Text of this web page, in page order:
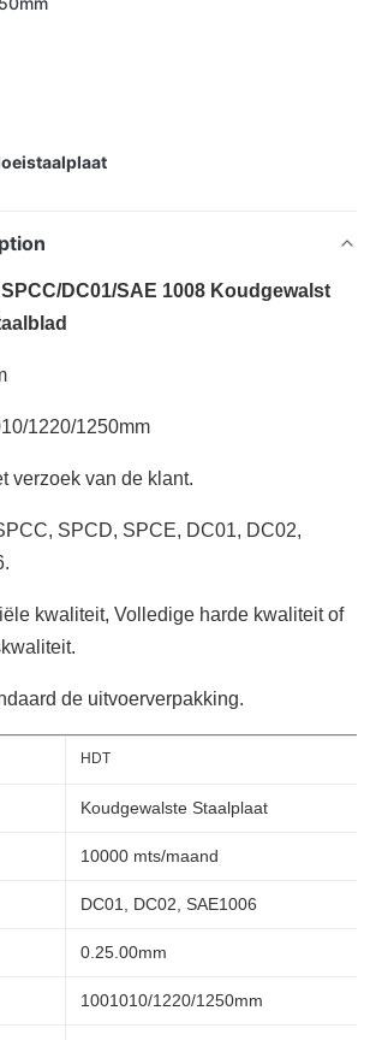
DC01/SAE 1008 Koudgewalst
1220/1250mm
verzoek van de klant.
SPCD, SPCE, DC01, DC02,
kwaliteit, Volledige harde kwaliteit of
de uitvoerverpakking.
HDT
Koudgewalste Staalplaat
10000 mts/maand
DC01, DC02, SAE1006
0.25.00mm
1001010/1220/1250mm